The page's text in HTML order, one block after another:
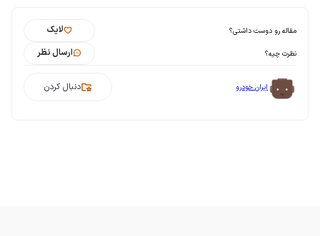
مقاله رو دوست داشتی؟ لایک
نظرت چیه؟ ارسال نظر
ایران خودرو دنبال کردن